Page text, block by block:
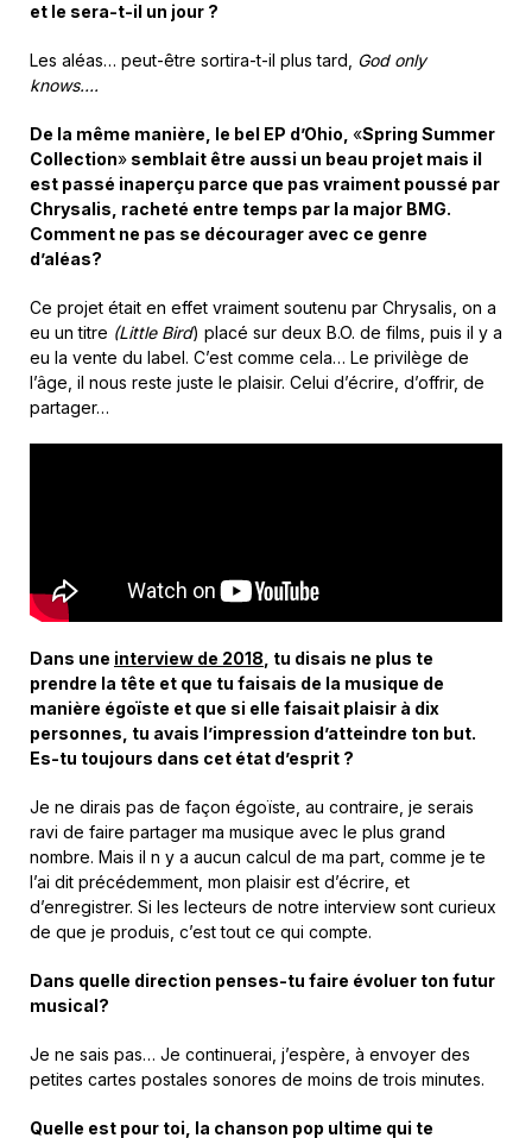
et le sera-t-il un jour ?
Les aléas… peut-être sortira-t-il plus tard, God only
knows….
De la même manière, le bel EP d’Ohio, «Spring Summer
Collection» semblait être aussi un beau projet mais il
est passé inaperçu parce que pas vraiment poussé par
Chrysalis, racheté entre temps par la major BMG.
Comment ne pas se décourager avec ce genre
d’aléas?
Ce projet était en effet vraiment soutenu par Chrysalis, on a
eu un titre (Little Bird) placé sur deux B.O. de films, puis il y a
eu la vente du label. C’est comme cela… Le privilège de
l’âge, il nous reste juste le plaisir. Celui d’écrire, d’offrir, de
partager…
Dans une interview de 2018 , tu disais ne plus te
prendre la tête et que tu faisais de la musique de
manière égoïste et que si elle faisait plaisir à dix
personnes, tu avais l’impression d’atteindre ton but.
Es-tu toujours dans cet état d’esprit ?
Je ne dirais pas de façon égoïste, au contraire, je serais
ravi de faire partager ma musique avec le plus grand
nombre. Mais il n y a aucun calcul de ma part, comme je te
l’ai dit précédemment, mon plaisir est d’écrire, et
d’enregistrer. Si les lecteurs de notre interview sont curieux
de que je produis, c’est tout ce qui compte.
Dans quelle direction penses-tu faire évoluer ton futur
musical?
Je ne sais pas… Je continuerai, j’espère, à envoyer des
petites cartes postales sonores de moins de trois minutes.
Quelle est pour toi, la chanson pop ultime qui te